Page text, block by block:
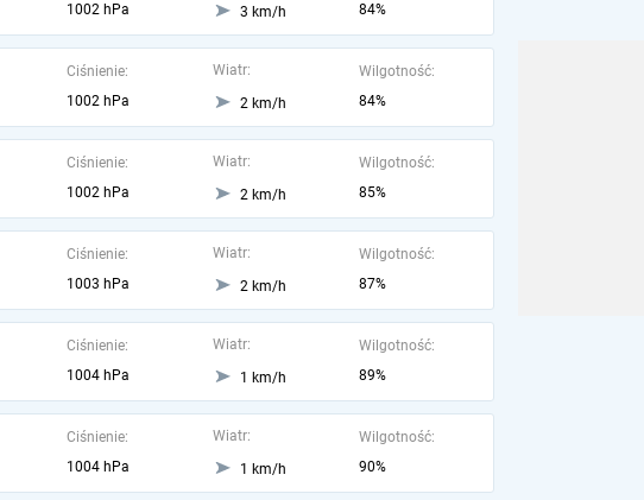
1002 hPa
3 km/h
84%
Ciśnienie:
1002 hPa
Wiatr:
2 km/h
Wilgotność:
84%
Ciśnienie:
1002 hPa
Wiatr:
2 km/h
Wilgotność:
85%
Ciśnienie:
1003 hPa
Wiatr:
2 km/h
Wilgotność:
87%
Ciśnienie:
1004 hPa
Wiatr:
1 km/h
Wilgotność:
89%
Ciśnienie:
1004 hPa
Wiatr:
1 km/h
Wilgotność:
90%